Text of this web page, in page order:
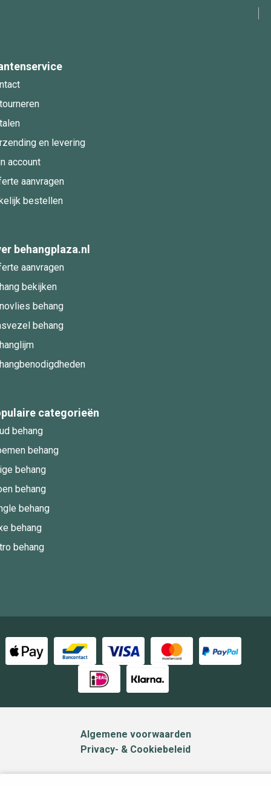
en levering
account
aanvragen
bestellen
behangplaza.nl
aanvragen
bekijken
behang
behang
categorieën
behang
behang
behang
behang
behang
behang
behang
Algemene voorwaarden
Privacy- & Cookiebeleid